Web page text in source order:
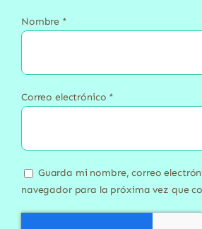
Nombre *
Correo electrónico *
Guarda mi nombre, correo
navegador para la próxima vez que